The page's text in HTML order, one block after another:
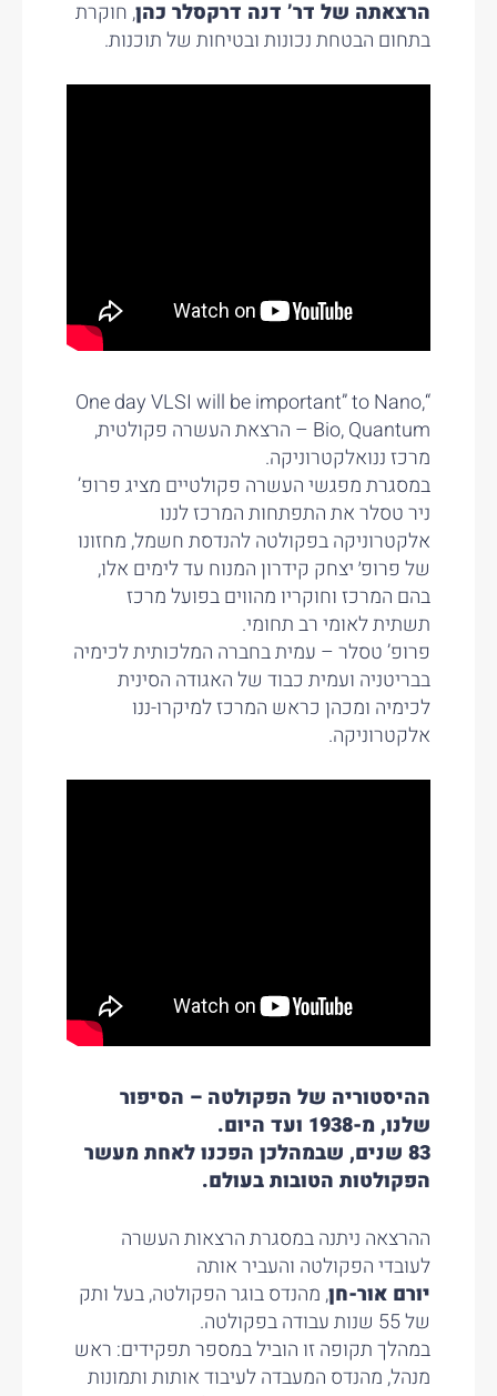
הרצאתה של דר’ דנה דרקסלר כהן, חוקרת
בתחום הבטחת נכונות ובטיחות של תוכנות.
“One day VLSI will be important” to Nano,
Bio, Quantum – הרצאת העשרה פקולטית,
מרכז ננואלקטרוניקה.
במסגרת מפגשי העשרה פקולטיים מציג פרופ’
ניר טסלר את התפתחות המרכז לננו
אלקטרוניקה בפקולטה להנדסת חשמל, מחזונו
של פרופ׳ יצחק קידרון המנוח עד לימים אלו,
בהם המרכז וחוקריו מהווים בפועל מרכז
תשתית לאומי רב תחומי.
פרופ’ טסלר – עמית בחברה המלכותית לכימיה
בבריטניה ועמית כבוד של האגודה הסינית
לכימיה ומכהן כראש המרכז למיקרו-ננו
אלקטרוניקה.
ההיסטוריה של הפקולטה – הסיפור
שלנו, מ-1938 ועד היום.
83 שנים, שבמהלכן הפכנו לאחת מעשר
הפקולטות הטובות בעולם.
ההרצאה ניתנה במסגרת הרצאות העשרה
לעובדי הפקולטה והעביר אותה
יורם אור-חן, מהנדס בוגר הפקולטה, בעל ותק
של 55 שנות עבודה בפקולטה.
במהלך תקופה זו הוביל במספר תפקידים: ראש
מנהל, מהנדס המעבדה לעיבוד אותות ותמונות